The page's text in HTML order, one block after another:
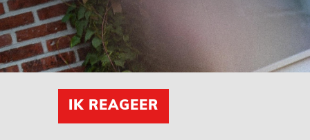
IK REAGEER